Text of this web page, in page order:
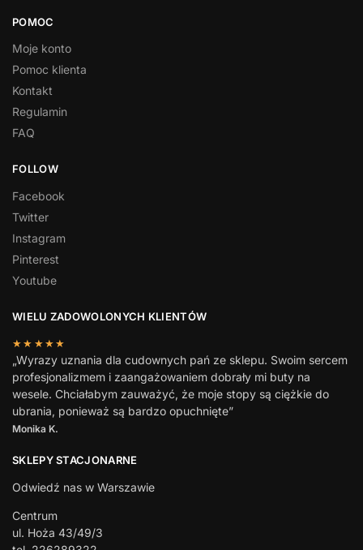
POMOC
Moje konto
Pomoc klienta
Kontakt
Regulamin
FAQ
FOLLOW
Facebook
Twitter
Instagram
Pinterest
Youtube
WIELU ZADOWOLONYCH KLIENTÓW
★★★★★
„Wyrazy uznania dla cudownych pań ze sklepu. Swoim sercem
profesjonalizmem i zaangażowaniem dobrały mi buty na
wesele. Chciałabym zauważyć, że moje stopy są ciężkie do
ubrania, ponieważ są bardzo opuchnięte”
Monika K.
SKLEPY STACJONARNE
Odwiedź nas w Warszawie
Centrum
ul. Hoża 43/49/3